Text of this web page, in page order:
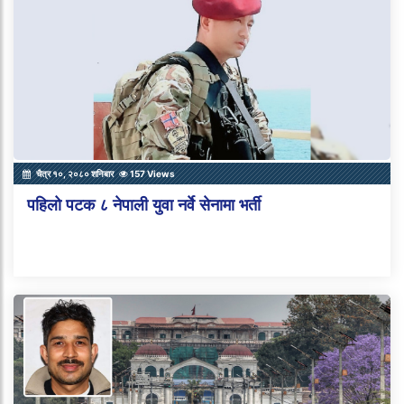
चैत्र १०, २०८० शनिबार 157 Views
पहिलो पटक ८ नेपाली युवा नर्वे सेनामा भर्ती